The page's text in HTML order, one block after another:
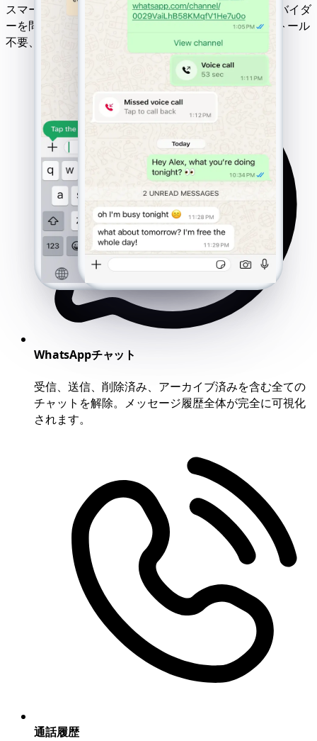
スマートフォン、デスクトップ、主要なモバイルプロバイダ
ーを問わず、スムーズなWhatsApp追跡を体験インストール
不要、脱獄不要 - ブラウザから直接動作
WhatsAppチャット
受信、送信、削除済み、アーカイブ済みを含む全ての
チャットを解除。メッセージ履歴全体が完全に可視化
されます。
通話履歴